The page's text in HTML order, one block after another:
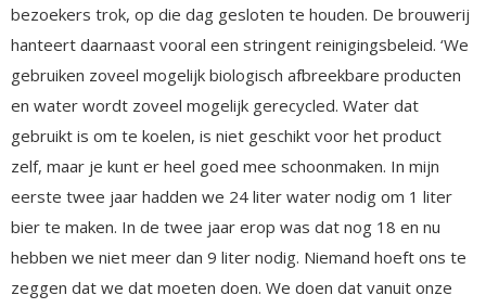
bezoekers trok, op die dag gesloten te houden. De brouwerij
hanteert daarnaast vooral een stringent reinigingsbeleid. ‘We
gebruiken zoveel mogelijk biologisch afbreekbare producten
en water wordt zoveel mogelijk gerecycled. Water dat
gebruikt is om te koelen, is niet geschikt voor het product
zelf, maar je kunt er heel goed mee schoonmaken. In mijn
eerste twee jaar hadden we 24 liter water nodig om 1 liter
bier te maken. In de twee jaar erop was dat nog 18 en nu
hebben we niet meer dan 9 liter nodig. Niemand hoeft ons te
zeggen dat we dat moeten doen. We doen dat vanuit onze